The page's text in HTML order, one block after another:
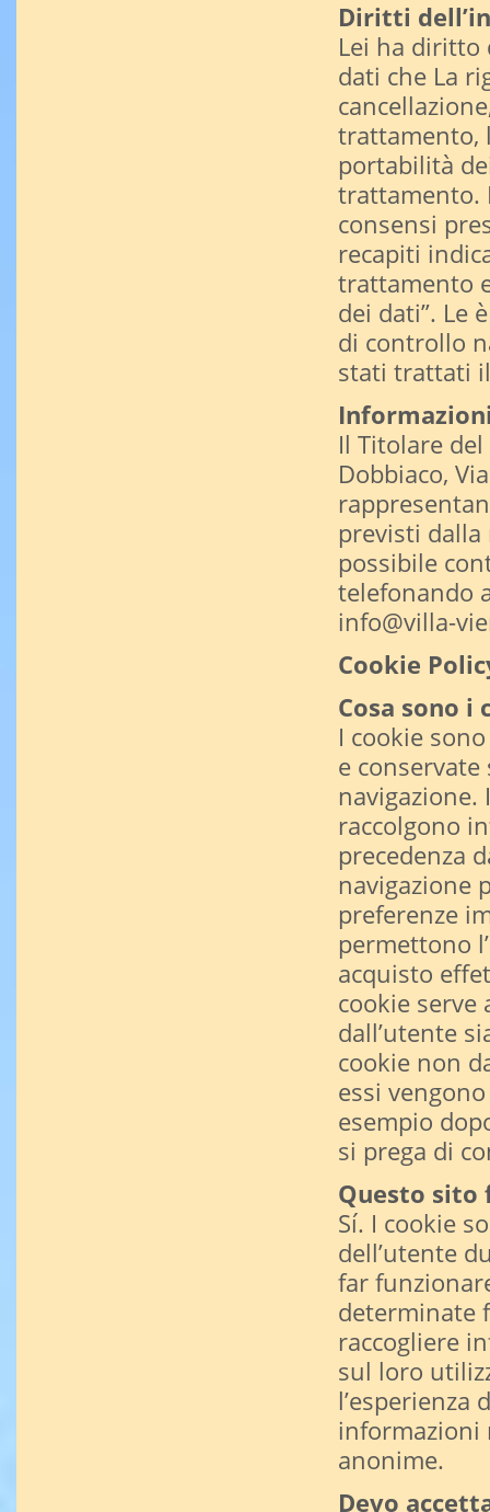
Diritti
Lei ha diritto
dati che La
trattamento,
portabilità
trattamento.
consensi
recapiti
trattamento
dei dati”. Le
di controllo
stati trattati
Il Titolare
Dobbiaco,
previsti dalla
possibile
telefonando
info@villa-
Cookie
Cosa sono i
I cookie
e
navigazione.
raccolgono
precedenza
navigazione
preferenze
permettono
acquisto
cookie serve
dall’utente
cookie non
essi
esempio
si prega di
Questo sito
Sí. I cookie
dell’utente
far
determinate
raccogliere
sul loro
l’esperienza
informazioni
anonime.
Devo